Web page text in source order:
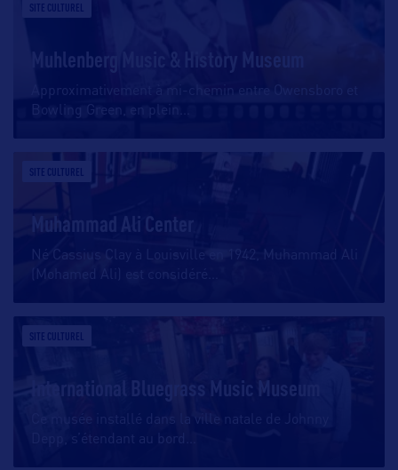
SITE CULTUREL
Muhlenberg Music & History Museum
Approximativement à mi-chemin entre Owensboro et
Bowling Green, en plein
SITE CULTUREL
Muhammad Ali Center
Né Cassius Clay à Louisville en 1942, Muhammad Ali
(Mohamed Ali) est considéré
SITE CULTUREL
International Bluegrass Music Museum
Ce musée installé dans la ville natale de Johnny
Depp, s’étendant au bord